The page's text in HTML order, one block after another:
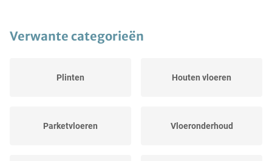
Verwante categorieën
Plinten Houten vloeren
Parketvloeren Vloeronderhoud